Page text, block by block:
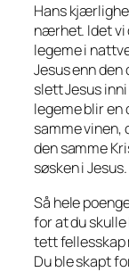
Hans
nærhet. Idet vi
legeme i
Jesus enn
slett Jesus
legeme blir en
samme vinen,
den samme
søsken i Jesus.
Så hele
for at du
tett fellesskap
Du ble skapt